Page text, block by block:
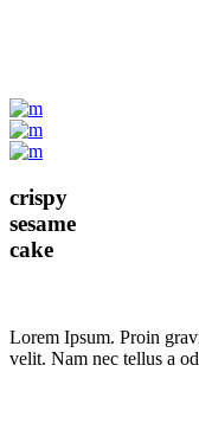
crispy
sesame
cake
Lorem Ipsum. Proin
velit. Nam nec tellus a